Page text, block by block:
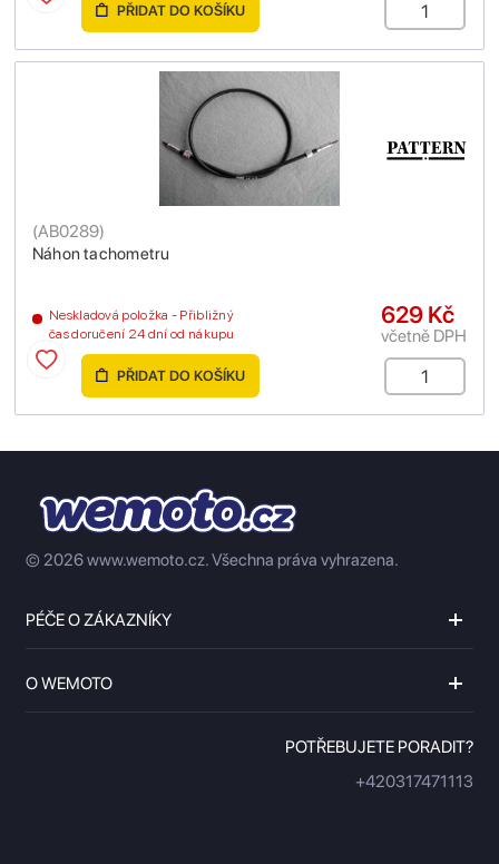
PŘIDAT DO KOŠÍKU
Náhon tachometru
(AB0289)
Neskladová položka - Přibližný
čas doručení 24 dní od nákupu
629 Kč
včetně DPH
PŘIDAT DO KOŠÍKU
© 2026 www.wemoto.cz.Všechna práva vyhrazena.
PÉČE O ZÁKAZNÍKY
O WEMOTO
POTŘEBUJETE PORADIT?
+420317471113